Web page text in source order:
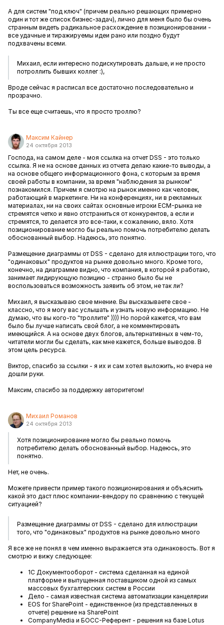
А для систем "под ключ" (причем реально решающих примерно
один и тот же список бизнес-задач), лично для меня было бы очень
странным видеть радикальное расхождение в позиционировании -
все удачные и тиражируемы идеи рано или поздно будут
подхвачены всеми.
Михаил, если интересно подискутировать дальше, и не просто
потроллить бывших коллег :),
Вроде сейчас я расписал все достаточно последовательно и
прозрачно.
Ты все еще считаешь, что я просто троллю?
Максим Кайнер
24 октября 2013
Господа, на самом деле - моя ссылка на отчет DSS - это только
ссылка. Я не на основе данных из отчета делаю какие-то выводы, а
на основе общего информационного фона, с которым за время
своей работы в компании, за время "наблюдения за рынком"
познакомился. Причем я смотрю на рынок именно как человек,
работающий в маркетинге. Ни на конференциях, ни в рекламных
материалах, ни на своих сайтах основные игроки ECM-рынка не
стремятся четко и явно отстраниться от конкурентов, а если и
стремятся, то делается это все-таки, к сожалению, вяло. Хотя
позиционирование могло бы реально помочь потребителю делать
обоснованный выбор. Надеюсь, это понятно.
Размещение диаграммы от DSS - сделано для иллюстрации того, что
"одинаковых" продуктов на рынке довольно много. Кроме того,
конечно, на диаграмме видно, что компания, в которой я работаю,
занимает лидирующую позицию - странно было бы не
воспользоваться возможность заявить об этом, не так ли?
Михаил, я высказываю свое мнение. Вы высказываете свое -
классно, что я могу вас услышать и узнать новую информацию. Не
думаю, что вы кого-то "троллите" )))) Но порой кажется, что вам
было бы лучше написать свой блог, а не комментировать
имеющийся. А на основе двух блогов, альтернативных в чем-то,
читатели могли бы сделать, как мне кажется, больше выводов. В
этом цель ресурса.
Виктор, спасибо за ссылки - я их и сам хотел выложить, но вчера не
дошли руки.
Максим, спасибо за поддержку авторитетом!
Михаил Романов
24 октября 2013
Хотя позиционирование могло бы реально помочь
потребителю делать обоснованный выбор. Надеюсь, это
понятно.
Нет, не очень.
Можете привести пример такого позиционирования и объяснить
какой это даст плюс компании-вендору по сравнению с текущей
ситуацией?
Размещение диаграммы от DSS - сделано для иллюстрации
того, что "одинаковых" продуктов на рынке довольно много
Я все же не понял в чем именно выражается эта одинаковость. Вот я
смотрю и вижу следующее:
1С Документооборот - система сделанная на единой
платформе и выпущенная поставщиком одной из самых
массовых бухгалтерских систем в России
Дело - самая известная система автоматизации канцелярии
EOS for SharePoint - единственное (из представленных в
отчете) решение на SharePoint
CompanyMedia и БОСС-Референт - решения на базе Lotus